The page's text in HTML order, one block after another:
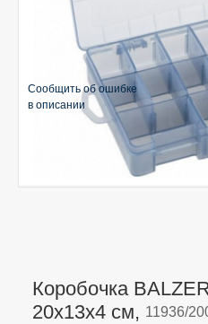
Коробочка
20х13х4 см, 11936/
Сообщить об ошибке
в описании